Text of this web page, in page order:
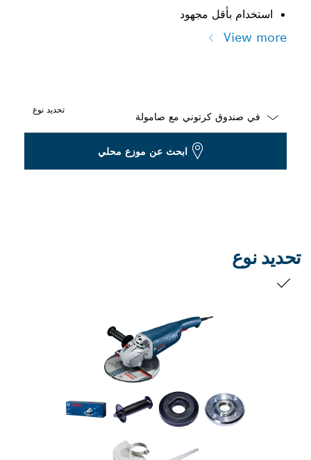
استخدام بأقل مجهود
View more
تحديد نوع
ابحث عن موزع محلي
تحديد نوع